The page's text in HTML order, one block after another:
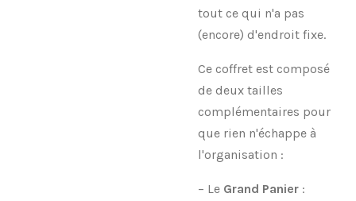
tout ce qui n'a pas
(encore) d'endroit fixe.
Ce coffret est composé
de deux tailles
complémentaires pour
que rien n'échappe à
l'organisation :
– Le Grand Panier :